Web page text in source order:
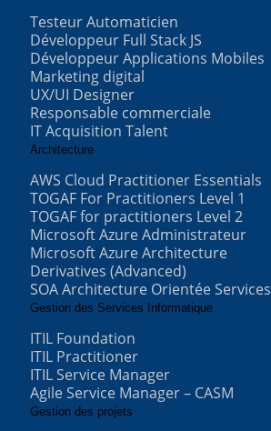
Testeur Automaticien
Développeur Full Stack JS
Développeur Applications Mobiles
Marketing digital
UX/UI Designer
Responsable commerciale
IT Acquisition Talent
Architecture
AWS Cloud Practitioner Essentials
TOGAF For Practitioners Level 1
TOGAF for practitioners Level 2
Microsoft Azure Administrateur
Microsoft Azure Architecture
Derivatives (Advanced)
SOA Architecture Orientée Services
Gestion des Services Informatique
ITIL Foundation
ITIL Practitioner
ITIL Service Manager
Agile Service Manager – CASM
Gestion des projets